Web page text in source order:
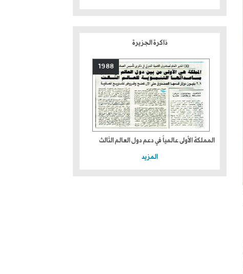
ذاكرة الجزيرة
1988
المملكة الأولى عالمياً في دعم دول العالم الثالث
المزيد